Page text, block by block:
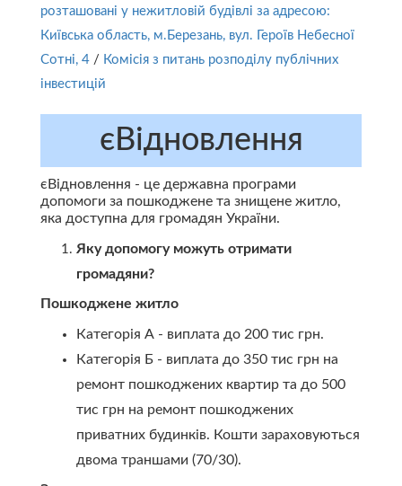
розташовані у нежитловій будівлі за адресою:
Київська область, м.Березань, вул. Героїв Небесної
Сотні, 4 / Комісія з питань розподілу публічних
інвестицій
єВідновлення
єВідновлення - це державна програми
допомоги за пошкоджене та знищене житло,
яка доступна для громадян України.
Яку допомогу можуть отримати
громадяни?
Пошкоджене житло
Категорія А - виплата до 200 тис грн.
Категорія Б - виплата до 350 тис грн на
ремонт пошкоджених квартир та до 500
тис грн на ремонт пошкоджених
приватних будинків. Кошти зараховуються
двома траншами (70/30).